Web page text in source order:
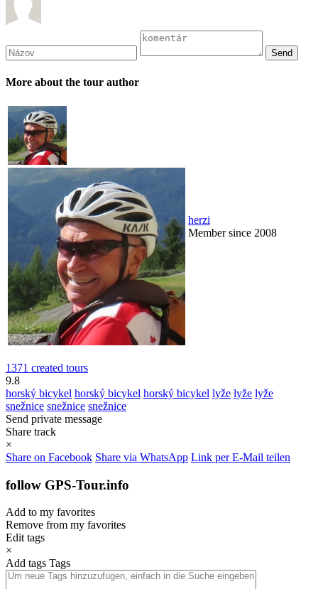
More about the tour author
herzi
Member since 2008
1371 created tours
9.8
horský bicykel horský bicykel horský bicykel lyže lyže lyže
snežnice snežnice snežnice
Send private message
Share track
×
Share on Facebook Share via WhatsApp Link per E-Mail teilen
follow GPS-Tour.info
Add to my favorites
Remove from my favorites
Edit tags
×
Add tags Tags